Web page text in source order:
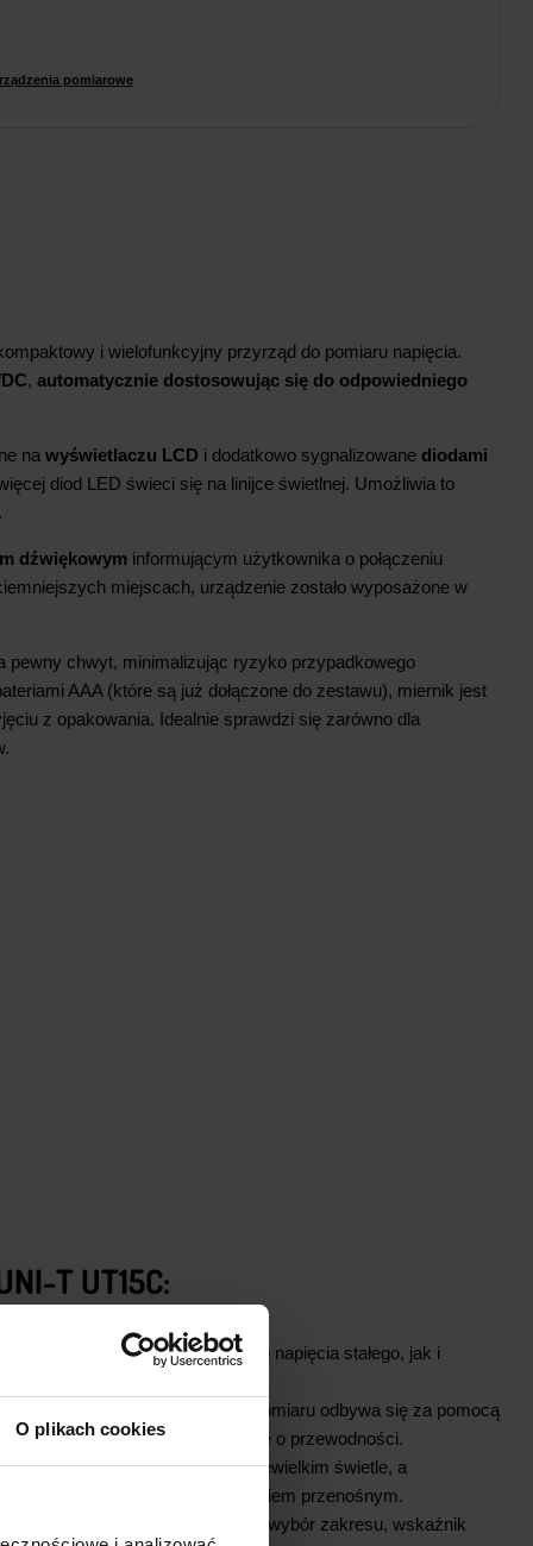
O plikach cookies
pomiarowe
i wielofunkcyjny przyrząd do pomiaru napięcia.
, automatycznie dostosowując się do odpowiedniego
na wyświetlaczu LCD i dodatkowo sygnalizowane diodami
diod LED świeci się na linijce świetlnej. Umożliwia to
dźwiękowym informującym użytkownika o połączeniu
miejscach, urządzenie zostało wyposażone w
pewny chwyt, minimalizując ryzyko przypadkowego
AAA (które są już dołączone do zestawu), miernik jest
z opakowania. Idealnie sprawdzi się zarówno dla
T UT15C:
stosowany do pomiaru zarówno napięcia stałego, jak i
Prezentacja wyników pomiaru odbywa się za pomocą
Sygnał dźwiękowy informuje o przewodności.
pozwala na pracę nawet w niewielkim świetle, a
czynią go idealnym narzędziem przenośnym.
oferuje m.in. automatyczny wybór zakresu, wskaźnik